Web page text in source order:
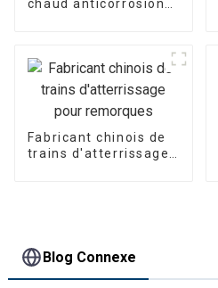
chaud anticorrosion
Fabricant chinois de
trains d'atterrissage
Blog Connexe